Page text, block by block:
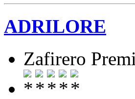
ADRILORE
Zafirero